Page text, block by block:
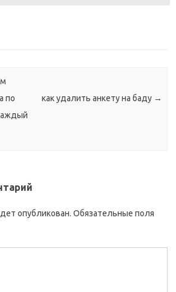
по
как удалить анкету на баду →
опубликован. Обязательные поля